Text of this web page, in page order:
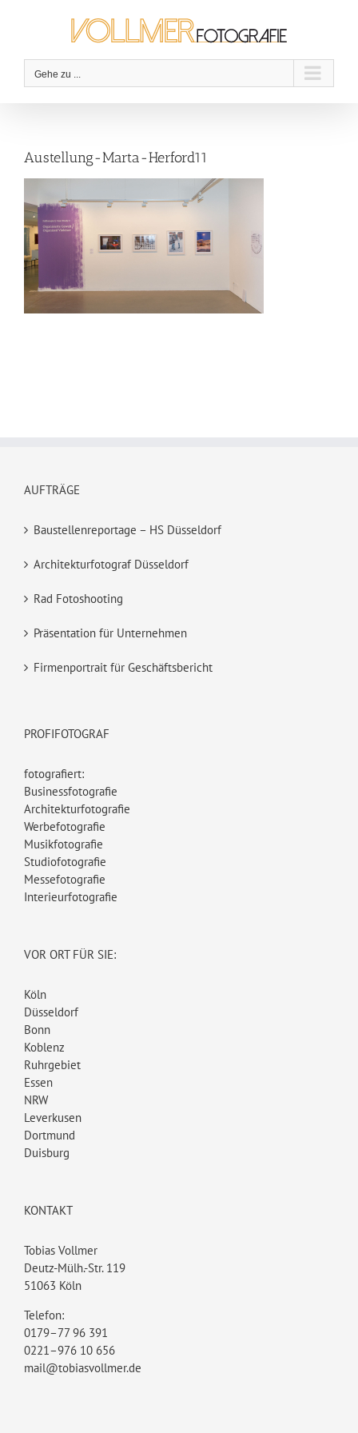
Gehe zu ...
Austellung-Marta-Herford11
AUFTRÄGE
Baustellenreportage – HS Düsseldorf
Architekturfotograf Düsseldorf
Rad Fotoshooting
Präsentation für Unternehmen
Firmenportrait für Geschäftsbericht
PROFIFOTOGRAF
fotografiert:
Businessfotografie
Architekturfotografie
Werbefotografie
Musikfotografie
Studiofotografie
Messefotografie
Interieurfotografie
VOR ORT FÜR SIE:
Köln
Düsseldorf
Bonn
Koblenz
Ruhrgebiet
Essen
NRW
Leverkusen
Dortmund
Duisburg
KONTAKT
Tobias Vollmer
Deutz-Mülh.-Str. 119
51063 Köln
Telefon:
0179–77 96 391
0221–976 10 656
mail@tobiasvollmer.de